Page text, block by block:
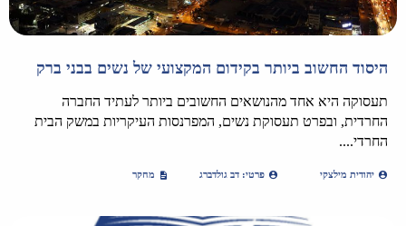
היסוד החשוב ביותר בקידום המקצועי של נשים בבני ברק
תעסוקה היא אחד מהנושאים החשובים ביותר לעתיד החברה
החרדית, ובפרט תעסוקת נשים, המפרנסות העיקריות במשק הבית
החרדי....
יהודית מילצקי פרטי: דב גולדברג מחקר